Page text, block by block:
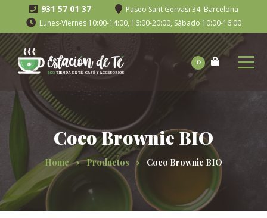
931 57 01 37
Paseo Sant Gervasi 34, Barcelona
Lunes-Viernes 10:00-14:00, 16:00-20:00, Sábado 10:00-16:00
0
Coco Brownie BIO
Home Productos Coco Brownie BIO